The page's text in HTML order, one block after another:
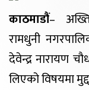
काठमाडौं–
रामधुनी
देवेन्द्र नारायण
लिएको विषयमा